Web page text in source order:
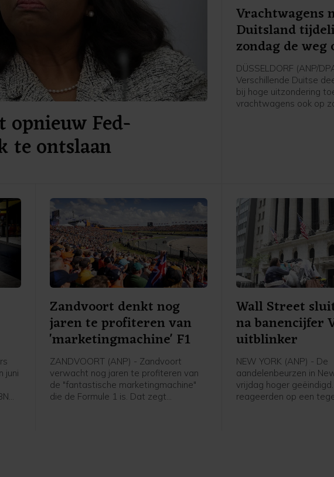
Fed-
te ontslaan
Vrachtwagens
Duitsland
zondag de weg
DÜSSELDORF (ANP/
Verschillende Duitse
bij hoge uitzondering
vrachtwagens ook op
juni
Zandvoort denkt nog
jaren te profiteren van
'marketingmachine' F1
ZANDVOORT (ANP) - Zandvoort
verwacht nog jaren te profiteren van
de "fantastische marketingmachine"
die de Formule 1 is. Dat zegt
Wall Street
na banencijfer
uitblinker
NEW YORK (ANP) - De
aandelenbeurzen in
vrijdag hoger
reageerden op een